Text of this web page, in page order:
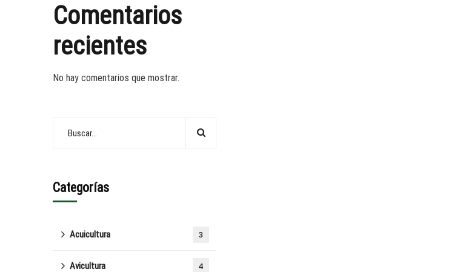
Comentarios
recientes
No hay comentarios que mostrar.
Categorías
Acuicultura 3
Avicultura 4